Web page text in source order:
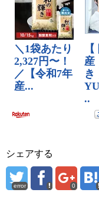
シェアする
error 0